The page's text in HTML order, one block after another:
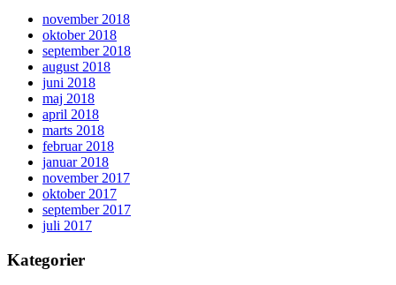
november 2018
oktober 2018
september 2018
august 2018
juni 2018
maj 2018
april 2018
marts 2018
februar 2018
januar 2018
november 2017
oktober 2017
september 2017
juli 2017
Kategorier